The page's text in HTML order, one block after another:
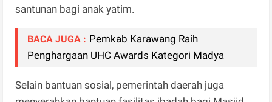
santunan bagi anak yatim.
BACA JUGA : Pemkab Karawang Raih
Penghargaan UHC Awards Kategori Madya
Selain bantuan sosial, pemerintah daerah juga